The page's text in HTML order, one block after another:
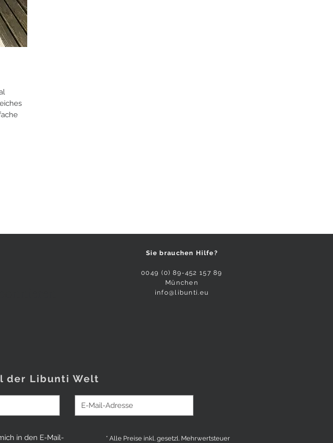
Sie brauchen Hilfe?
0049 (0) 89-452 157 89
München
info@libunti.eu
* Alle Preise inkl. gesetzl. Mehrwertsteuer
der Libunti Welt
in den E-Mail-